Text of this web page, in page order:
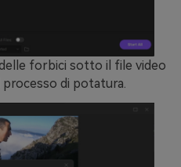
delle forbici sotto il file video
di potatura.